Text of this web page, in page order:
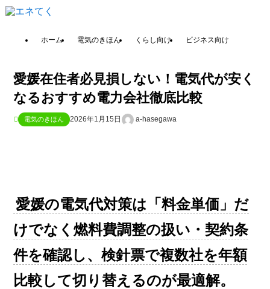
ホーム 電気のきほん くらし向け ビジネス向け
愛媛在住者必見損しない！電気代が安く
なるおすすめ電力会社徹底比較
電気のきほん 2026年1月15日 a-hasegawa
愛媛の電気代対策は「料金単価」だ
けでなく燃料費調整の扱い・契約条
件を確認し、検針票で複数社を年額
比較して切り替えるのが最適解。